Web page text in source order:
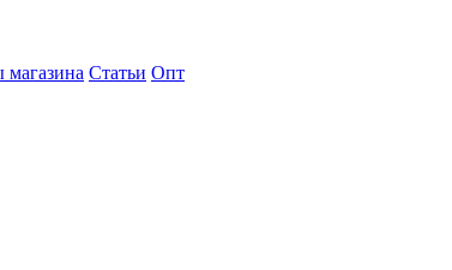
магазина Статьи Опт